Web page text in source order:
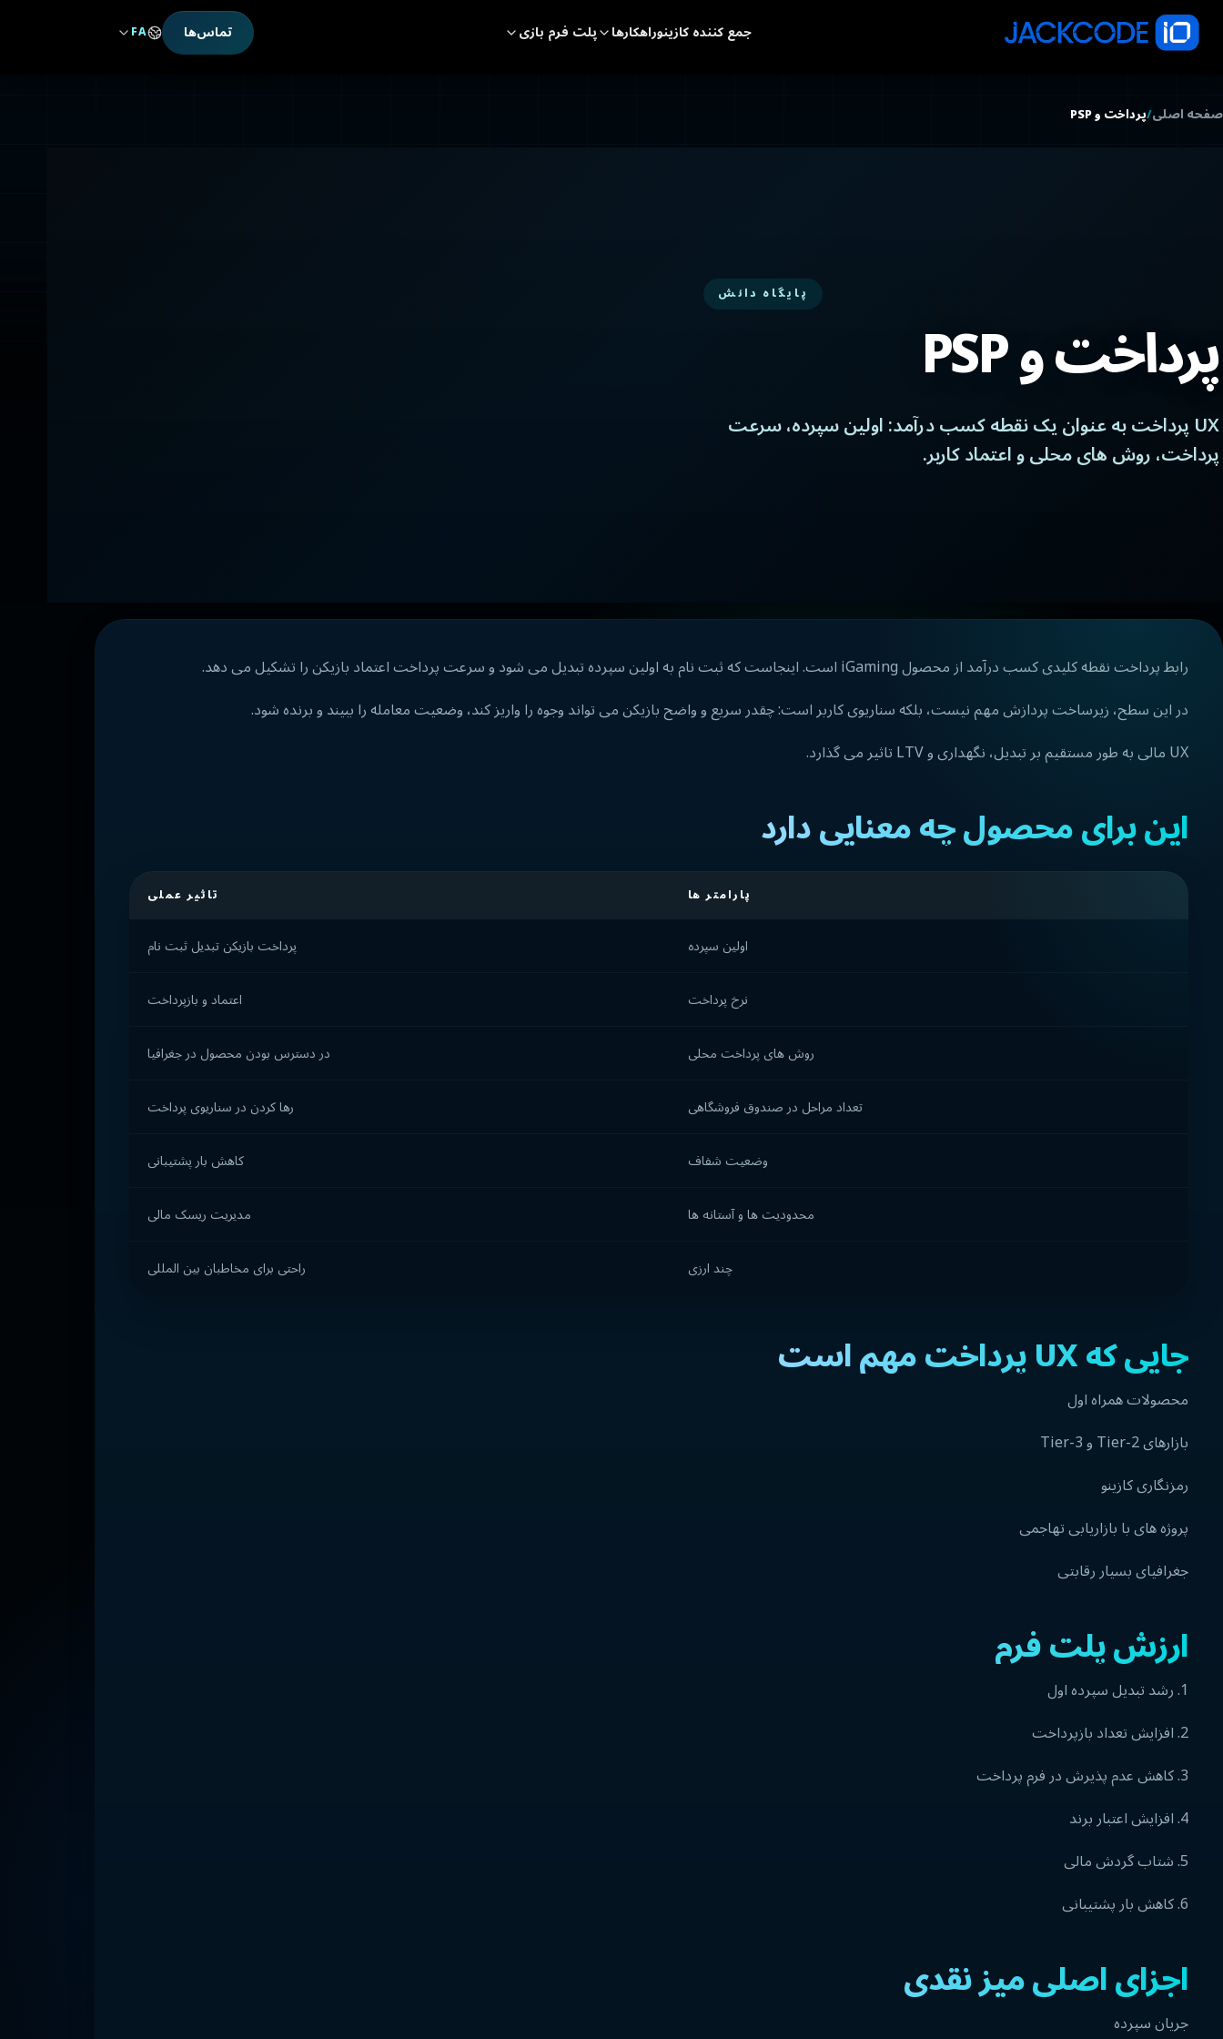
جمع کننده کازینوراهکارها پلت فرم بازی تماس‌ها FA
صفحه اصلی/پرداخت و PSP
پایگاه دانش
پرداخت و PSP
UX پرداخت به عنوان یک نقطه کسب درآمد: اولین سپرده، سرعت
پرداخت، روش های محلی و اعتماد کاربر.
رابط پرداخت نقطه کلیدی کسب درآمد از محصول iGaming است. اینجاست که ثبت نام به اولین سپرده تبدیل می شود و سرعت پرداخت اعتماد بازیکن را تشکیل می دهد.
در این سطح، زیرساخت پردازش مهم نیست، بلکه سناریوی کاربر است: چقدر سریع و واضح بازیکن می تواند وجوه را واریز کند، وضعیت معامله را ببیند و برنده شود.
UX مالی به طور مستقیم بر تبدیل، نگهداری و LTV تاثیر می گذارد.
این برای محصول چه معنایی دارد
پارامتر ها تاثیر عملی
اولین سپرده پرداخت بازیکن تبدیل ثبت نام
نرخ پرداخت اعتماد و بازپرداخت
روش های پرداخت محلی در دسترس بودن محصول در جغرافیا
تعداد مراحل در صندوق فروشگاهی رها کردن در سناریوی پرداخت
وضعیت شفاف کاهش بار پشتیبانی
محدودیت ها و آستانه ها مدیریت ریسک مالی
چند ارزی راحتی برای مخاطبان بین المللی
جایی که UX پرداخت مهم است
محصولات همراه اول
بازارهای Tier-2 و Tier-3
رمزنگاری کازینو
پروژه های با بازاریابی تهاجمی
جغرافیای بسیار رقابتی
ارزش پلت فرم
1. رشد تبدیل سپرده اول
2. افزایش تعداد بازپرداخت
3. کاهش عدم پذیرش در فرم پرداخت
4. افزایش اعتبار برند
5. شتاب گردش مالی
6. کاهش بار پشتیبانی
اجزای اصلی میز نقدی
جریان سپرده